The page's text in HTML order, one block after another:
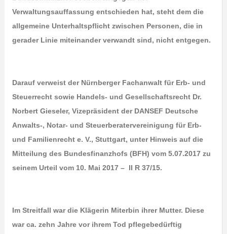
Verwaltungsauffassung entschieden hat, steht dem die
allgemeine Unterhaltspflicht zwischen Personen, die in
gerader Linie miteinander verwandt sind, nicht entgegen.
Darauf verweist der Nürnberger Fachanwalt für Erb- und
Steuerrecht sowie Handels- und Gesellschaftsrecht Dr.
Norbert Gieseler, Vizepräsident der DANSEF Deutsche
Anwalts-, Notar- und Steuerberatervereinigung für Erb-
und Familienrecht e. V., Stuttgart, unter Hinweis auf die
Mitteilung des Bundesfinanzhofs (BFH) vom 5.07.2017 zu
seinem Urteil vom 10. Mai 2017 – II R 37/15.
Im Streitfall war die Klägerin Miterbin ihrer Mutter. Diese
war ca. zehn Jahre vor ihrem Tod pflegebedürftig